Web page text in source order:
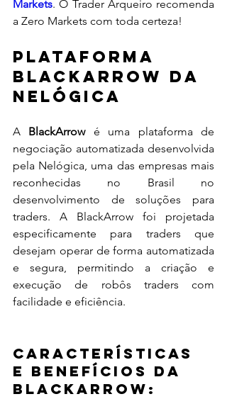
Markets. O Trader Arqueiro recomenda
a Zero Markets com toda certeza!
Plataforma
BlackArrow da
Nelógica
A BlackArrow é uma plataforma de
negociação automatizada desenvolvida
pela Nelógica, uma das empresas mais
reconhecidas no Brasil no
desenvolvimento de soluções para
traders. A BlackArrow foi projetada
especificamente para traders que
desejam operar de forma automatizada
e segura, permitindo a criação e
execução de robôs traders com
facilidade e eficiência.
Características
e Benefícios da
BlackArrow: